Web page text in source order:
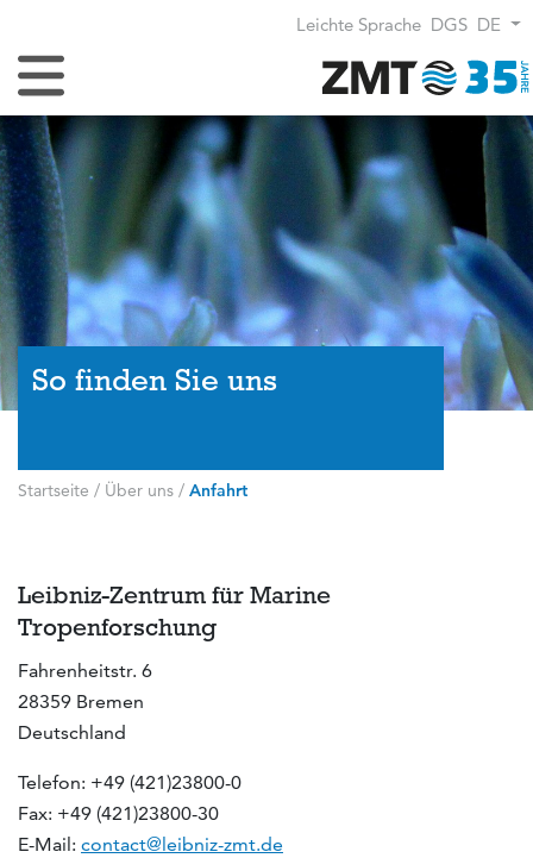
Leichte Sprache DGS DE
Navigation umschalten
So finden Sie uns
Startseite / Über uns / Anfahrt
Leibniz-Zentrum für Marine
Tropenforschung
Fahrenheitstr. 6
28359 Bremen
Deutschland
Telefon: +49 (421)23800-0
Fax: +49 (421)23800-30
E-Mail: contact@leibniz-zmt.de